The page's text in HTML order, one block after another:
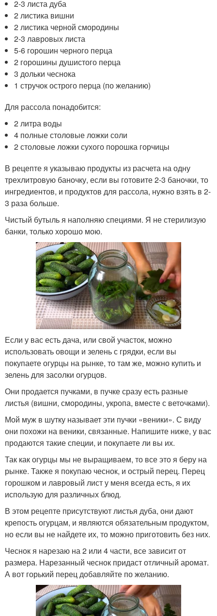
2-3 листа дуба
2 листика вишни
2 листика черной смородины
2-3 лавровых листа
5-6 горошин черного перца
2 горошины душистого перца
3 дольки чеснока
1 стручок острого перца (по желанию)
Для рассола понадобится:
2 литра воды
4 полные столовые ложки соли
2 столовые ложки сухого порошка горчицы
В рецепте я указываю продукты из расчета на одну
трехлитровую баночку, если вы готовите 2-3 баночки, то
ингредиентов, и продуктов для рассола, нужно взять в 2-
3 раза больше.
Чистый бутыль я наполняю специями. Я не стерилизую
банки, только хорошо мою.
Если у вас есть дача, или свой участок, можно
использовать овощи и зелень с грядки, если вы
покупаете огурцы на рынке, то там же, можно купить и
зелень для засолки огурцов.
Они продается пучками, в пучке сразу есть разные
листья (вишни, смородины, укропа, вместе с веточками).
Мой муж в шутку называет эти пучки «веники». С виду
они похожи на веники, связанные. Напишите ниже, у вас
продаются такие специи, и покупаете ли вы их.
Так как огурцы мы не выращиваем, то все это я беру на
рынке. Также я покупаю чеснок, и острый перец. Перец
горошком и лавровый лист у меня всегда есть, я их
использую для различных блюд.
В этом рецепте присутствуют листья дуба, они дают
крепость огурцам, и являются обязательным продуктом,
но если вы не найдете их, то можно приготовить без них.
Чеснок я нарезаю на 2 или 4 части, все зависит от
размера. Нарезанный чеснок придаст отличный аромат.
А вот горький перец добавляйте по желанию.